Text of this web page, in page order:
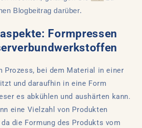
Blogbeitrag darüber.
Formpressen
Prozess, bei dem Material in einer
und daraufhin in eine Form
es abkühlen und aushärten kann.
eine Vielzahl von Produkten
die Formung des Produkts vom